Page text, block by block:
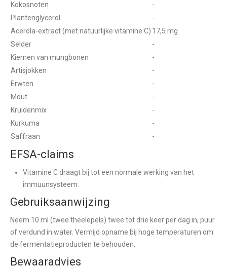
Kokosnoten
-
Plantenglycerol
-
Acerola-extract (met natuurlijke vitamine C) 17,5 mg
Selder
-
Kiemen van mungbonen
-
Artisjokken
-
Erwten
-
Mout
-
Kruidenmix
-
Kurkuma
-
Saffraan
-
EFSA-claims
Vitamine C draagt bij tot een normale werking van het
immuunsysteem.
Gebruiksaanwijzing
Neem 10 ml (twee theelepels) twee tot drie keer per dag in, puur
of verdund in water. Vermijd opname bij hoge temperaturen om
de fermentatieproducten te behouden.
Bewaaradvies